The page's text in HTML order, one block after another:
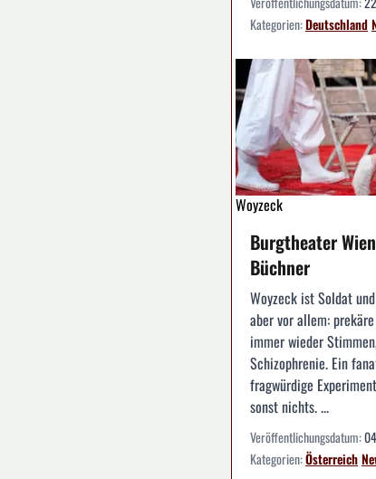
Kategorien:Deutschland
Woyzeck
Burgtheater
Büchner
Woyzeck ist Soldat
aber vor allem:
immer wieder
Schizophrenie. Ein
fragwürdige
sonst nichts. ...
Veröffentlichungsdatum:
Kategorien:Österreich